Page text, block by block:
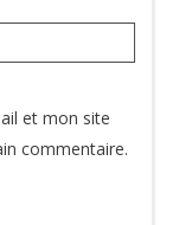
et mon site
commentaire.